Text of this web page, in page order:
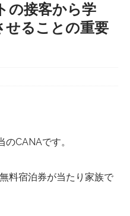
の接客から学
ることの重要
CANAです。
料宿泊券が当たり家族で